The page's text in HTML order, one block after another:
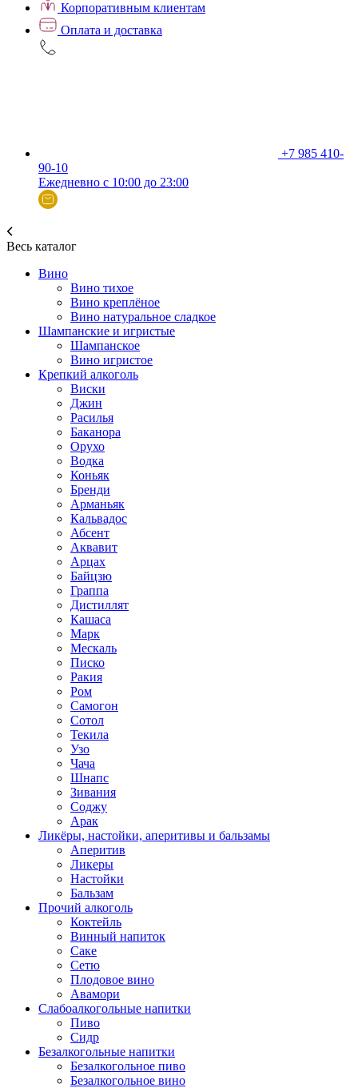
Корпоративным клиентам
Оплата и доставка
+7 985 410-
90-10
Ежедневно с 10:00 до 23:00
Весь каталог
Вино
Вино тихое
Вино креплёное
Вино натуральное сладкое
Шампанские и игристые
Шампанское
Вино игристое
Крепкий алкоголь
Виски
Джин
Расилья
Баканора
Орухо
Водка
Коньяк
Бренди
Арманьяк
Кальвадос
Абсент
Аквавит
Арцах
Байцзю
Граппа
Дистиллят
Кашаса
Марк
Мескаль
Писко
Ракия
Ром
Самогон
Сотол
Текила
Узо
Чача
Шнапс
Зивания
Соджу
Арак
Ликёры, настойки, аперитивы и бальзамы
Аперитив
Ликеры
Настойки
Бальзам
Прочий алкоголь
Коктейль
Винный напиток
Саке
Сетю
Плодовое вино
Авамори
Слабоалкогольные напитки
Пиво
Сидр
Безалкогольные напитки
Безалкогольное пиво
Безалкогольное вино